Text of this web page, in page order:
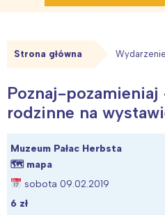
Strona główna Wydarzenie
Poznaj-
rodzinne na
Muzeum Pałac Herbsta
🗺 mapa
sobota 09.02.2019
6 zł